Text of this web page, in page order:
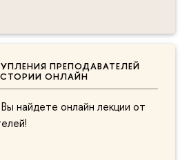
ПРЕПОДАВАТЕЛЕЙ
ОНЛАЙН
найдете онлайн лекции от